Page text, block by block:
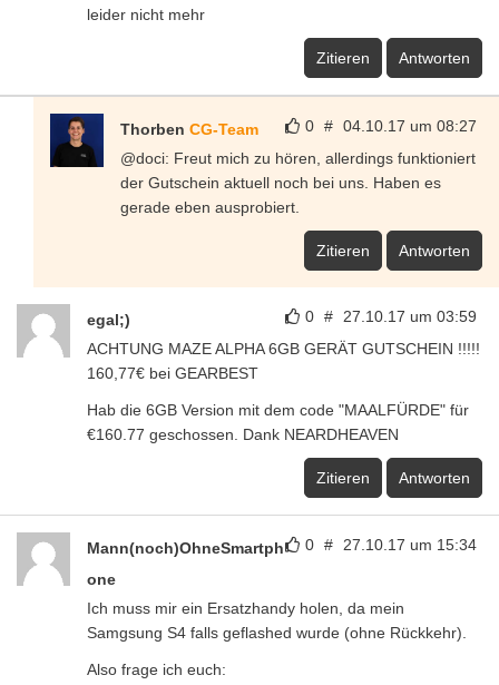
leider nicht mehr
Zitieren Antworten
0 # 04.10.17 um 08:27
Thorben CG-Team
@doci: Freut mich zu hören, allerdings funktioniert
der Gutschein aktuell noch bei uns. Haben es
gerade eben ausprobiert.
Zitieren Antworten
0 # 27.10.17 um 03:59
egal;)
ACHTUNG MAZE ALPHA 6GB GERÄT GUTSCHEIN !!!!!
160,77€ bei GEARBEST
Hab die 6GB Version mit dem code "MAALFÜRDE" für
€160.77 geschossen. Dank NEARDHEAVEN
Zitieren Antworten
0 # 27.10.17 um 15:34
Mann(noch)OhneSmartph
one
Ich muss mir ein Ersatzhandy holen, da mein
Samgsung S4 falls geflashed wurde (ohne Rückkehr).
Also frage ich euch: